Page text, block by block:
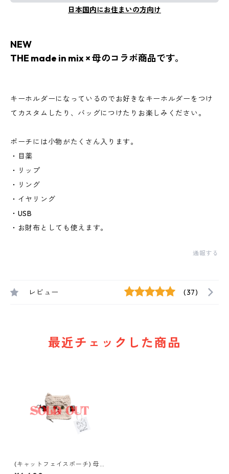
日本国内にお住まいの方向け
NEW
THE made in mix × 母のコラボ商品です。
キーホルダーになっているのでお好きなキーホルダーをつけ
てカスタムしたり、バッグにつけたりお楽しみください。
ポーチには小物がたくさん入ります。
・目薬
・リップ
・リング
・イヤリング
・USB
・お財布としても使えます。
通報する
レビュー (37)
最近チェックした商品
(キャットフェイスポーチ) 母
× mix (beige)